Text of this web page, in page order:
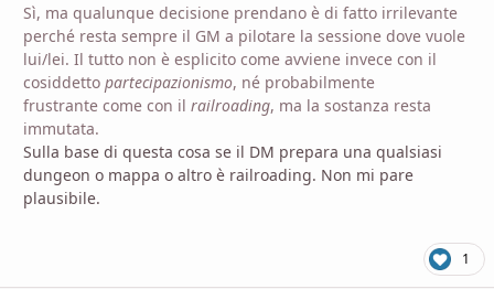
Sì, ma qualunque decisione prendano è di fatto irrilevante
perché resta sempre il GM a pilotare la sessione dove vuole
lui/lei. Il tutto non è esplicito come avviene invece con il
cosiddetto partecipazionismo, né probabilmente
frustrante come con il railroading, ma la sostanza resta
immutata.
Sulla base di questa cosa se il DM prepara una qualsiasi
dungeon o mappa o altro è railroading. Non mi pare
plausibile.
1